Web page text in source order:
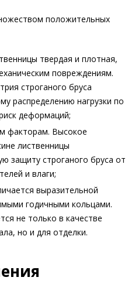
положительных
твердая и плотная,
повреждениям.
строганого бруса
распределению нагрузки по
деформаций;
факторам. Высокое
лиственницы
защиту строганого бруса от
и влаги;
выразительной
годичными кольцами.
не только в качестве
но и для отделки.